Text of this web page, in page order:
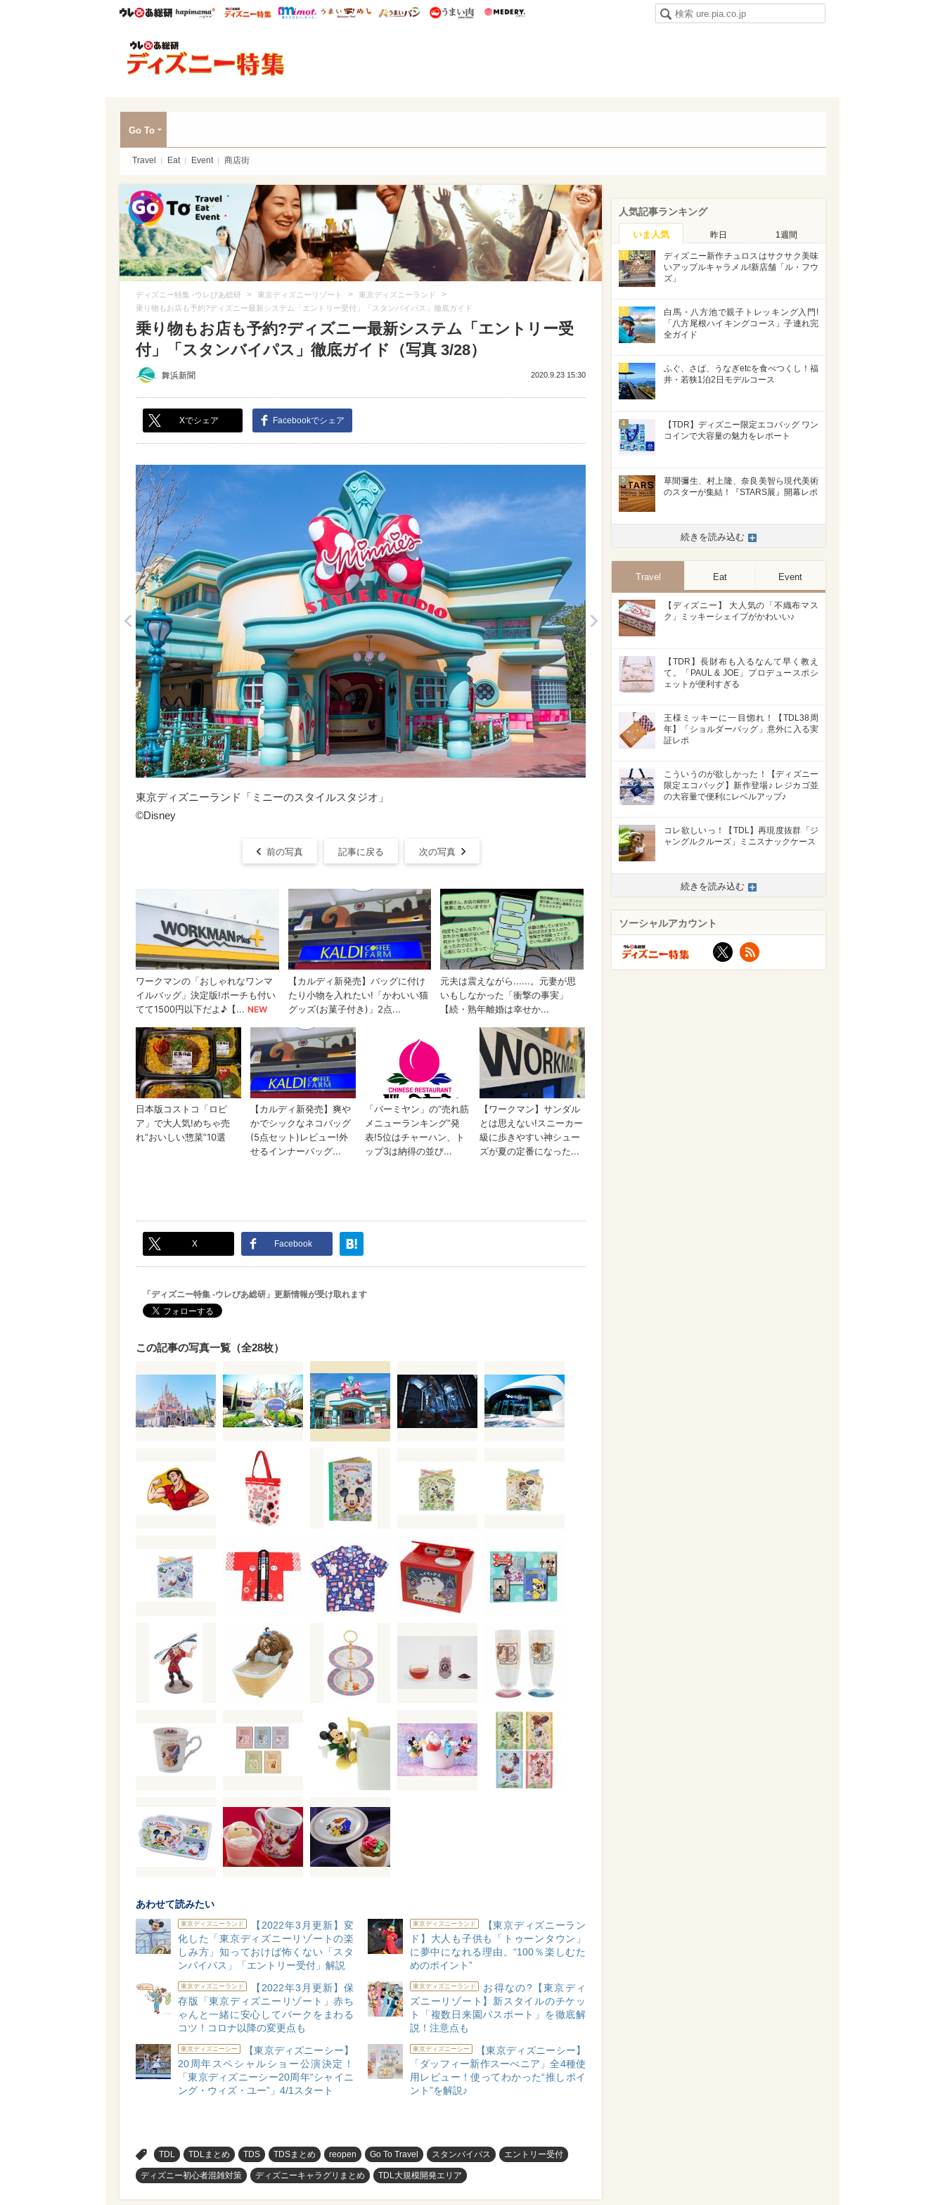
ウレぴあ総研ハピママ* ウレぴあ総研 ディズニー特集
mimot. うまいめし うまいパン うまい肉
Go To
Travel Eat Event 商店街
ディズニー特集 -ウレぴあ総研 > 東京ディズニーリゾート > 東京ディズニーランド >
乗り物もお店も予約?ディズニー最新システム「エントリー受付」「スタンバイパス」徹底ガイド
乗り物もお店も予約?ディズニー最新システム「エントリー受
付」「スタンバイパス」徹底ガイド（写真 3/28）
舞浜新聞 2020.9.23 15:30
Xでシェア Facebookでシェア
>
東京ディズニーランド「ミニーのスタイルスタジオ」
©Disney
前の写真 記事に戻る 次の写真
X Facebook
「ディズニー特集 -ウレぴあ総研」更新情報が受け取れます
この記事の写真一覧（全28枚）
あわせて読みたい
東京ディズニーランド
【2022年3月更新】変
化した「東京ディズニーリゾートの楽
しみ方」知っておけば怖くない「スタ
ンバイパス」「エントリー受付」解説
東京ディズニーランド
【東京ディズニーラン
ド】大人も子供も「トゥーンタウン」
に夢中になれる理由。“100％楽しむた
めのポイント”
東京ディズニーランド
【2022年3月更新】保
存版「東京ディズニーリゾート」赤ち
ゃんと一緒に安心してパークをまわる
コツ！コロナ以降の変更点も
東京ディズニーランド
お得なの?【東京ディ
ズニーリゾート】新スタイルのチケッ
ト「複数日来園パスポート」を徹底解
説！注意点も
東京ディズニーシー
【東京ディズニーシー】
20周年スペシャルショー公演決定！
「東京ディズニーシー20周年“シャイニ
ング・ウィズ・ユー”」4/1スタート
東京ディズニーシー
【東京ディズニーシー】
「ダッフィー新作スーべニア」全4種使
用レビュー！使ってわかった“推しポイ
ント”を解説♪
TDL TDLまとめ TDS TDSまとめ reopen Go To Travel スタンバイパス エントリー受付
ディズニー初心者混雑対策 ディズニーキャラグリまとめ TDL大規模開発エリア
人気記事ランキング
いま人気 昨日 1週間
1
ディズニー新作チュロスはサクサク美味
いアップルキャラメル!新店舗「ル・フウ
ズ」
2
白馬・八方池で親子トレッキング入門!
「八方尾根ハイキングコース」子連れ完
全ガイド
3
ふぐ、さば、うなぎetcを食べつくし！福
井・若狭1泊2日モデルコース
4
【TDR】ディズニー限定エコバッグ ワン
コインで大容量の魅力をレポート
5
草間彌生、村上隆、奈良美智ら現代美術
のスターが集結！『STARS展』開幕レポ
続きを読み込む
Travel Eat Event
【ディズニー】 大人気の「不織布マス
ク」ミッキーシェイプがかわいい♪
【TDR】長財布も入るなんて早く教え
て。「PAUL & JOE」プロデュースポシ
ェットが便利すぎる
王様ミッキーに一目惚れ！【TDL38周
年】「ショルダーバッグ」意外に入る実
証レポ
こういうのが欲しかった！【ディズニー
限定エコバッグ】新作登場♪ レジカゴ並
の大容量で便利にレベルアップ♪
コレ欲しいっ！【TDL】再現度抜群「ジ
ャングルクルーズ」ミニスナックケース
続きを読み込む
ソーシャルアカウント
X